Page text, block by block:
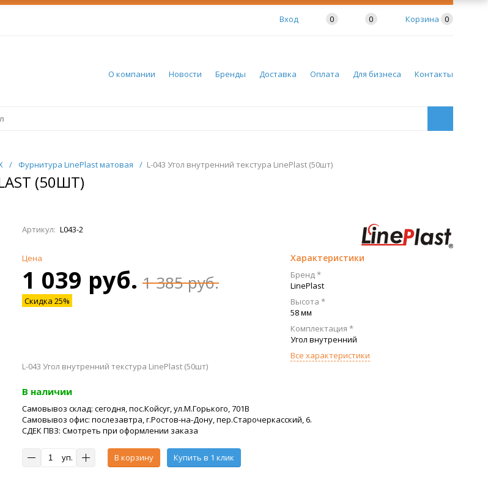
Вход 0 0 Корзина 0
О компании Новости Бренды Доставка Оплата Для бизнеса Контакты
/ Фурнитура LinePlast матовая / L-043 Угол внутренний текстура LinePlast (50шт)
(50ШТ)
Артикул: L043-2
Цена
1 039 руб. 1 385 руб.
Скидка 25%
Характеристики
Бренд *
LinePlast
Высота *
58 мм
Комплектация *
Угол внутренний
Все характеристики
L-043 Угол внутренний текстура LinePlast (50шт)
В наличии
Самовывоз склад: сегодня, пос.Койсуг, ул.М.Горького, 701В
Самовывоз офис: послезавтра, г.Ростов-на-Дону, пер.Старочеркасский, 6.
СДЕК ПВЗ: Смотреть при оформлении заказа
уп. В корзину Купить в 1 клик